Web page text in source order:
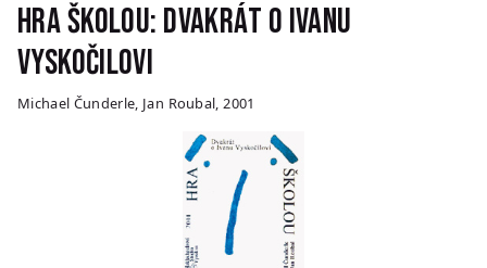
Hra školou: Dvakrát o Ivanu
Vyskočilovi
Michael Čunderle, Jan Roubal, 2001